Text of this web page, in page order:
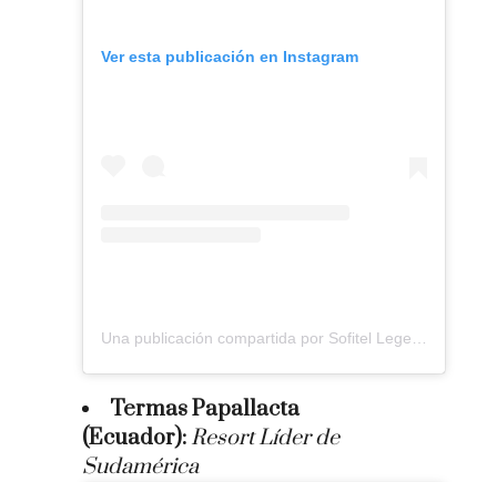
Ver esta publicación en Instagram
Termas Papallacta
(Ecuador): Resort Líder de
Sudamérica